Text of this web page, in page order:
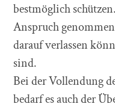
bestmöglich
Anspruch
darauf verlassen
sind.
Bei der Vollendung
bedarf es auch der